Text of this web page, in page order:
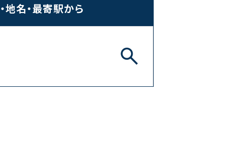
地名・最寄駅から